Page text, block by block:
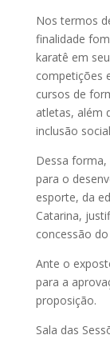
Nos termos
finalidade
karatê em
competições
cursos de
atletas, além
inclusão
Dessa forma,
para o
esporte, da
Catarina,
concessão
Ante o
para a
proposição.
Sala das